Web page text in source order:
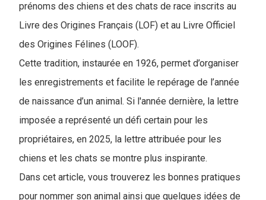
prénoms des chiens et des chats de race inscrits au
Livre des Origines Français (LOF) et au Livre Officiel
des Origines Félines (LOOF).
Cette tradition, instaurée en 1926, permet d’organiser
les enregistrements et facilite le repérage de l’année
de naissance d’un animal. Si l'année dernière, la lettre
imposée a représenté un défi certain pour les
propriétaires, en 2025, la lettre attribuée pour les
chiens et les chats se montre plus inspirante.
Dans cet article, vous trouverez les bonnes pratiques
pour nommer son animal ainsi que quelques idées de